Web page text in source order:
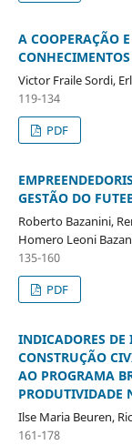
A COOPERAÇÃO
Victor Fraile Sordi,
119-134
PDF
GESTÃO DO
Roberto Bazanini,
Homero Leoni
135-160
PDF
INDICADORES DE
CONSTRUÇÃO
AO PROGRAMA
PRODUTIVIDADE
Ilse Maria Beuren,
161-178